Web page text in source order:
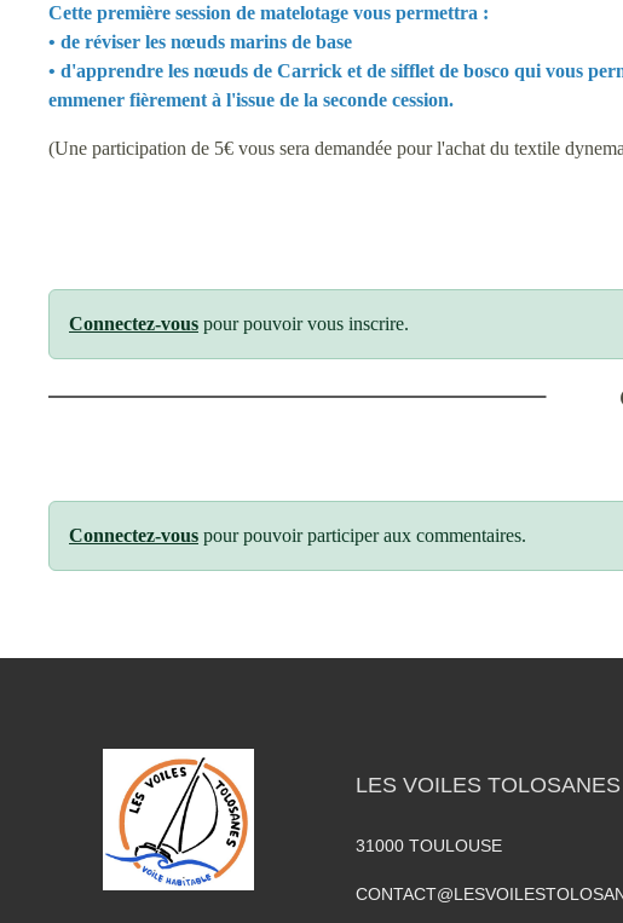
Cette première session de matelotage vous permettra :
• de réviser les nœuds marins de base
• d'apprendre les nœuds de Carrick et de sifflet de bosco qui vous
emmener fièrement à l'issue de la seconde cession.
(Une participation de 5€ vous sera demandée pour l'achat du textile
Connectez-vous pour pouvoir vous inscrire.
Connectez-vous pour pouvoir participer aux commentaires.
LES VOILES TOLOSANES
31000 TOULOUSE